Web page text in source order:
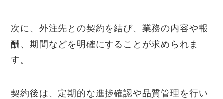
次に、外注先との契約を結び、業務の内容や報
酬、期間などを明確にすることが求められま
す。
契約後は、定期的な進捗確認や品質管理を行い